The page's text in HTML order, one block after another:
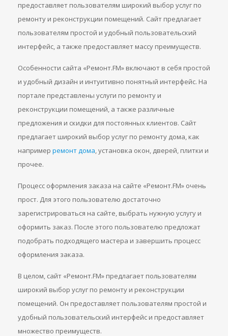
предоставляет пользователям широкий выбор услуг по
ремонту и реконструкции помещений. Сайт предлагает
пользователям простой и удобный пользовательский
интерфейс, а также предоставляет массу преимуществ.
Особенности сайта «Ремонт.FM» включают в себя простой
и удобный дизайн и интуитивно понятный интерфейс. На
портале представлены услуги по ремонту и
реконструкции помещений, а также различные
предложения и скидки для постоянных клиентов. Сайт
предлагает широкий выбор услуг по ремонту дома, как
например ремонт дома, установка окон, дверей, плитки и
прочее.
Процесс оформления заказа на сайте «Ремонт.FM» очень
прост. Для этого пользователю достаточно
зарегистрироваться на сайте, выбрать нужную услугу и
оформить заказ. После этого пользователю предложат
подобрать подходящего мастера и завершить процесс
оформления заказа.
В целом, сайт «Ремонт.FM» предлагает пользователям
широкий выбор услуг по ремонту и реконструкции
помещений. Он предоставляет пользователям простой и
удобный пользовательский интерфейс и предоставляет
множество преимуществ.